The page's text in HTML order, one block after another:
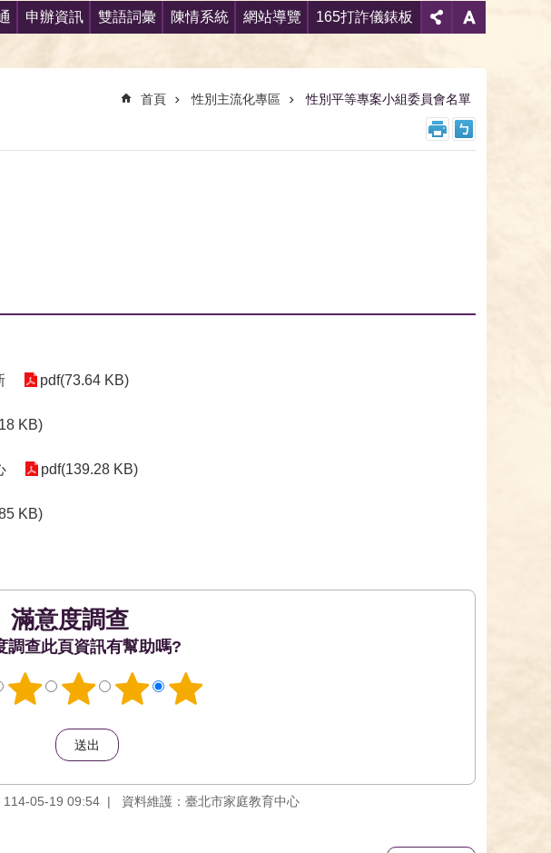
申辦資訊 雙語詞彙 陳情系統 網站導覽 165打詐儀錶板
首頁 性別主流化專區 性別平等專案小組委員會名單
pdf(73.64 KB)
KB)
pdf(139.28 KB)
KB)
調查此頁資訊有幫助嗎?
114-05-19 09:54 資料維護：臺北市家庭教育中心